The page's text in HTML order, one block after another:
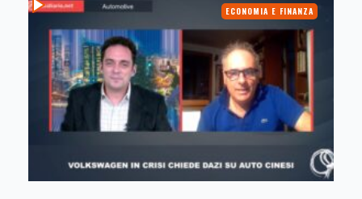
ECONOMIA E FINANZA